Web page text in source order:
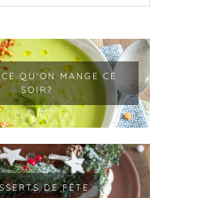
QU'ON MANGE CE
SOIR?
DE FÊTE